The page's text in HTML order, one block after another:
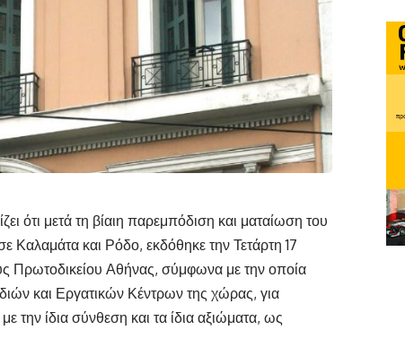
ότι μετά τη βίαιη παρεμπόδιση και ματαίωση του
και Ρόδο, εκδόθηκε την Τετάρτη 17
Πρωτοδικείου Αθήνας, σύμφωνα με την οποία
και Εργατικών Κέντρων της χώρας, για
την ίδια σύνθεση και τα ίδια αξιώματα, ως